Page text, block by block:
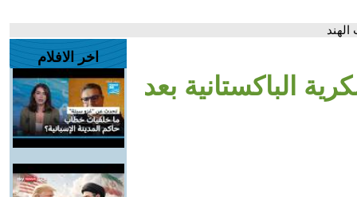
الباكستانية بعد
اخر الافلام